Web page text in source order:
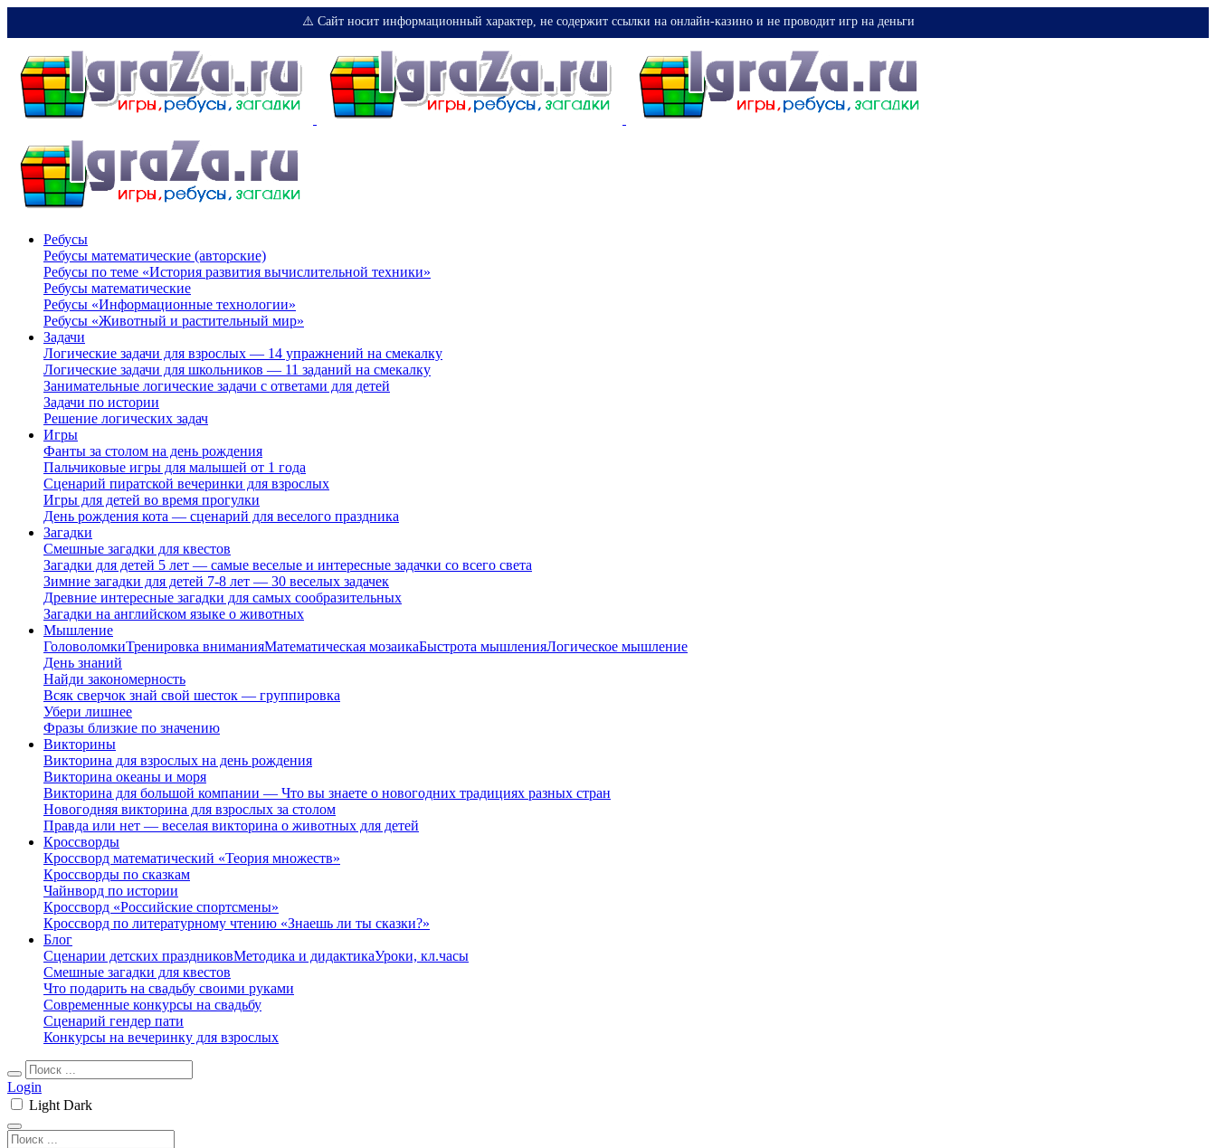
⚠️ Сайт носит информационный характер, не содержит ссылки на онлайн-казино и не проводит игр на деньги
Ребусы
Ребусы математические (авторские)
Ребусы по теме «История развития вычислительной техники»
Ребусы математические
Ребусы «Информационные технологии»
Ребусы «Животный и растительный мир»
Задачи
Логические задачи для взрослых — 14 упражнений на смекалку
Логические задачи для школьников — 11 заданий на смекалку
Занимательные логические задачи с ответами для детей
Задачи по истории
Решение логических задач
Игры
Фанты за столом на день рождения
Пальчиковые игры для малышей от 1 года
Сценарий пиратской вечеринки для взрослых
Игры для детей во время прогулки
День рождения кота — сценарий для веселого праздника
Загадки
Смешные загадки для квестов
Загадки для детей 5 лет — самые веселые и интересные задачки со всего света
Зимние загадки для детей 7-8 лет — 30 веселых задачек
Древние интересные загадки для самых сообразительных
Загадки на английском языке о животных
Мышление
ГоловоломкиТренировка вниманияМатематическая мозаикаБыстрота мышленияЛогическое мышление
День знаний
Найди закономерность
Всяк сверчок знай свой шесток — группировка
Убери лишнее
Фразы близкие по значению
Викторины
Викторина для взрослых на день рождения
Викторина океаны и моря
Викторина для большой компании — Что вы знаете о новогодних традициях разных стран
Новогодняя викторина для взрослых за столом
Правда или нет — веселая викторина о животных для детей
Кроссворды
Кроссворд математический «Теория множеств»
Кроссворды по сказкам
Чайнворд по истории
Кроссворд «Российские спортсмены»
Кроссворд по литературному чтению «Знаешь ли ты сказки?»
Блог
Сценарии детских праздниковМетодика и дидактикаУроки, кл.часы
Смешные загадки для квестов
Что подарить на свадьбу своими руками
Современные конкурсы на свадьбу
Сценарий гендер пати
Конкурсы на вечеринку для взрослых
Login
Light Dark